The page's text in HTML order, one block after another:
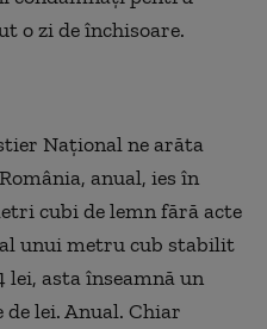
o zi de închisoare.
Național ne arăta
anual, ies în
cubi de lemn fără acte
unui metru cub stabilit
lei, asta înseamnă un
lei. Anual. Chiar